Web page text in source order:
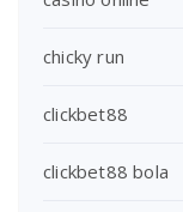
chicky run
clickbet88
clickbet88 bola